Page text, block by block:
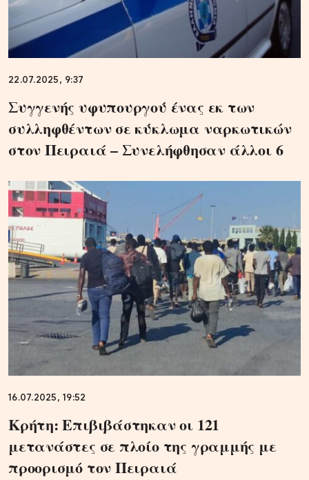
22.07.2025, 9:37
Συγγενής υφυπουργού ένας εκ των
συλληφθέντων σε κύκλωμα ναρκωτικών
στον Πειραιά – Συνελήφθησαν άλλοι 6
16.07.2025, 19:52
Κρήτη: Επιβιβάστηκαν οι 121
μετανάστες σε πλοίο της γραμμής με
προορισμό τον Πειραιά